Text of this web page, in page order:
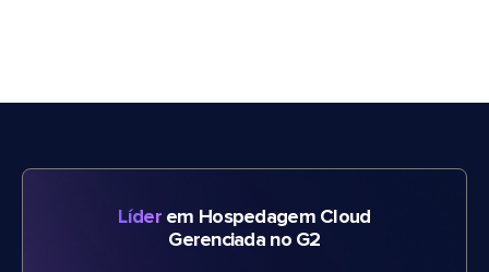
Líderem Hospedagem Cloud
Gerenciada no G2